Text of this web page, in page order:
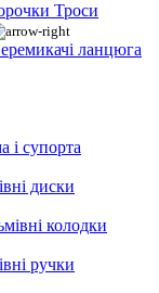
Троси
ланцюга
і супорта
диски
колодки
ручки